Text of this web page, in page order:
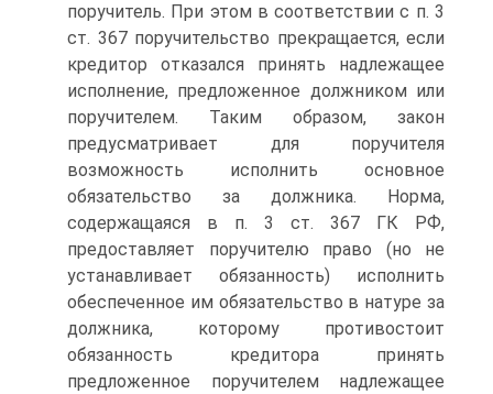
поручитель. При этом в соответствии с п. 3
ст. 367 поручительство прекращается, если
кредитор отказался принять надлежащее
исполнение, предложенное должником или
поручителем. Таким образом, закон
предусматривает для поручителя
возможность исполнить основное
обязательство за должника. Норма,
содержащаяся в п. 3 ст. 367 ГК РФ,
предоставляет поручителю право (но не
устанавливает обязанность) исполнить
обеспеченное им обязательство в натуре за
должника, которому противостоит
обязанность кредитора принять
предложенное поручителем надлежащее